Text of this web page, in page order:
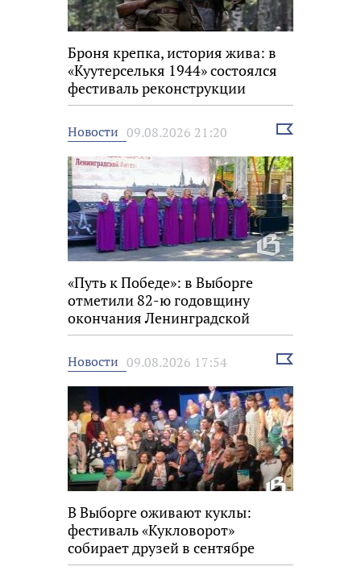
Броня крепка, история жива: в
«Куутерселькя 1944» состоялся
фестиваль реконструкции
Новости 09.08.2026 21:20
Выбрать
«Путь к Победе»: в Выборге
отметили 82-ю годовщину
окончания Ленинградской
битвы
Новости 09.08.2026 17:54
Выбрать
В Выборге оживают куклы:
фестиваль «Кукловорот»
собирает друзей в сентябре